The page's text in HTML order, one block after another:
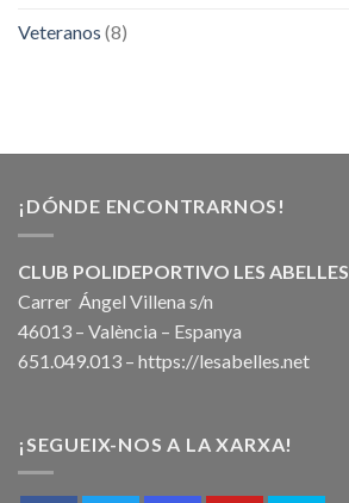
Veteranos (8)
¡DÓNDE ENCONTRARNOS!
CLUB POLIDEPORTIVO LES ABELLES
Carrer Ángel Villena s/n
46013 – València – Espanya
651.049.013 – https://lesabelles.net
¡SEGUEIX-NOS A LA XARXA!